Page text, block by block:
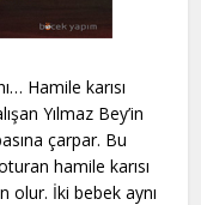
Hamile karısı
Yılmaz Bey’in
çarpar. Bu
hamile karısı
olur. İki bebek aynı